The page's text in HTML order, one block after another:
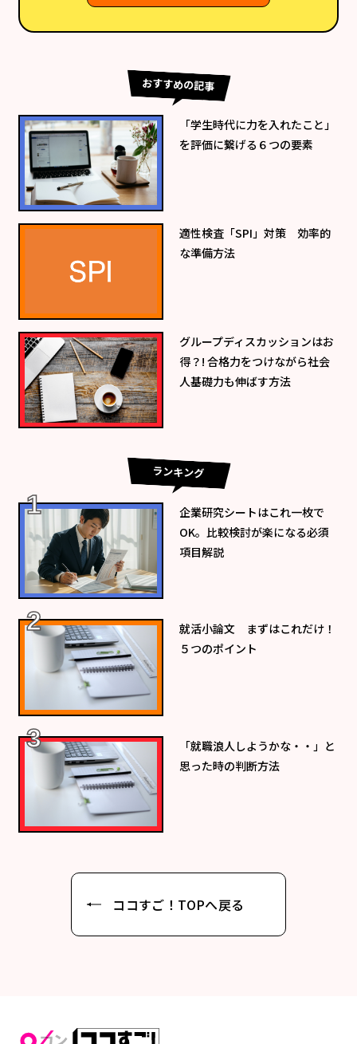
おすすめの記事
「学生時代に力を入れたこと」
を評価に繋げる６つの要素
適性検査「SPI」対策 効率的
な準備方法
グループディスカッションはお
得？! 合格力をつけながら社会
人基礎力も伸ばす方法
ランキング
企業研究シートはこれ一枚で
OK。比較検討が楽になる必須
項目解説
就活小論文 まずはこれだけ！
５つのポイント
「就職浪人しようかな・・」と
思った時の判断方法
ココすご！TOPへ戻る